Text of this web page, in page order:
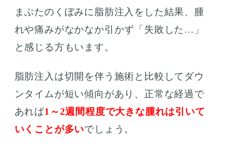
まぶたのくぼみに脂肪注入をした結果、腫
れや痛みがなかなか引かず「失敗した…」
と感じる方もいます。
脂肪注入は切開を伴う施術と比較してダウ
ンタイムが短い傾向があり、正常な経過で
あれば1～2週間程度で大きな腫れは引いて
いくことが多いでしょう。